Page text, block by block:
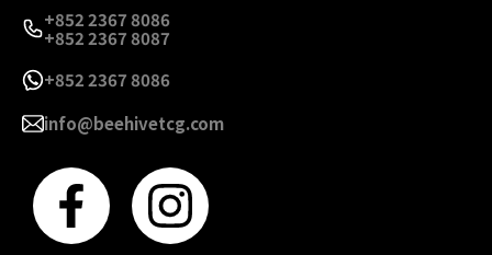
+852 2367 8086
+852 2367 8087
+852 2367 8086
info@beehivetcg.com